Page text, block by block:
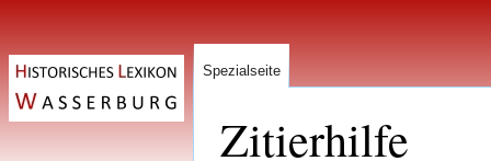
Zitierhilfe
Spezialseite